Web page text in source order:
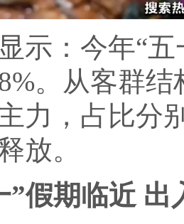
：今年“五
。从客群
力，占比分
放。
”假期临近